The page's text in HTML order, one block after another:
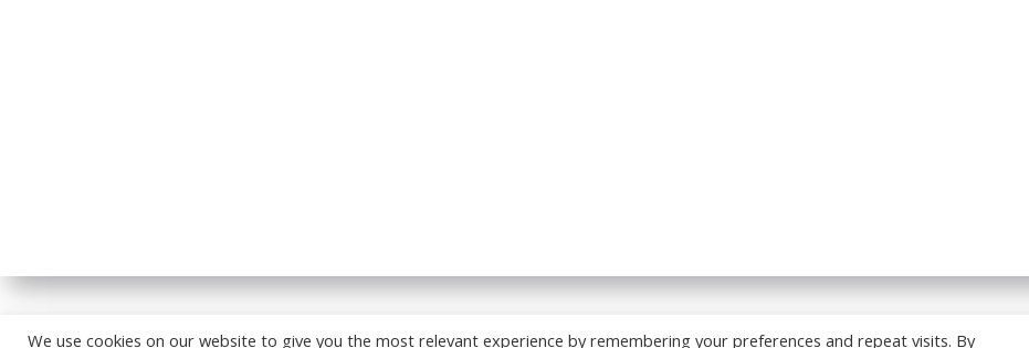
© 2026 BREADCRUMB.FR. Construit avec WordPress etColibriWP Theme
We use cookies on our website to give you the most relevant experience by remembering your preferences and repeat visits. By